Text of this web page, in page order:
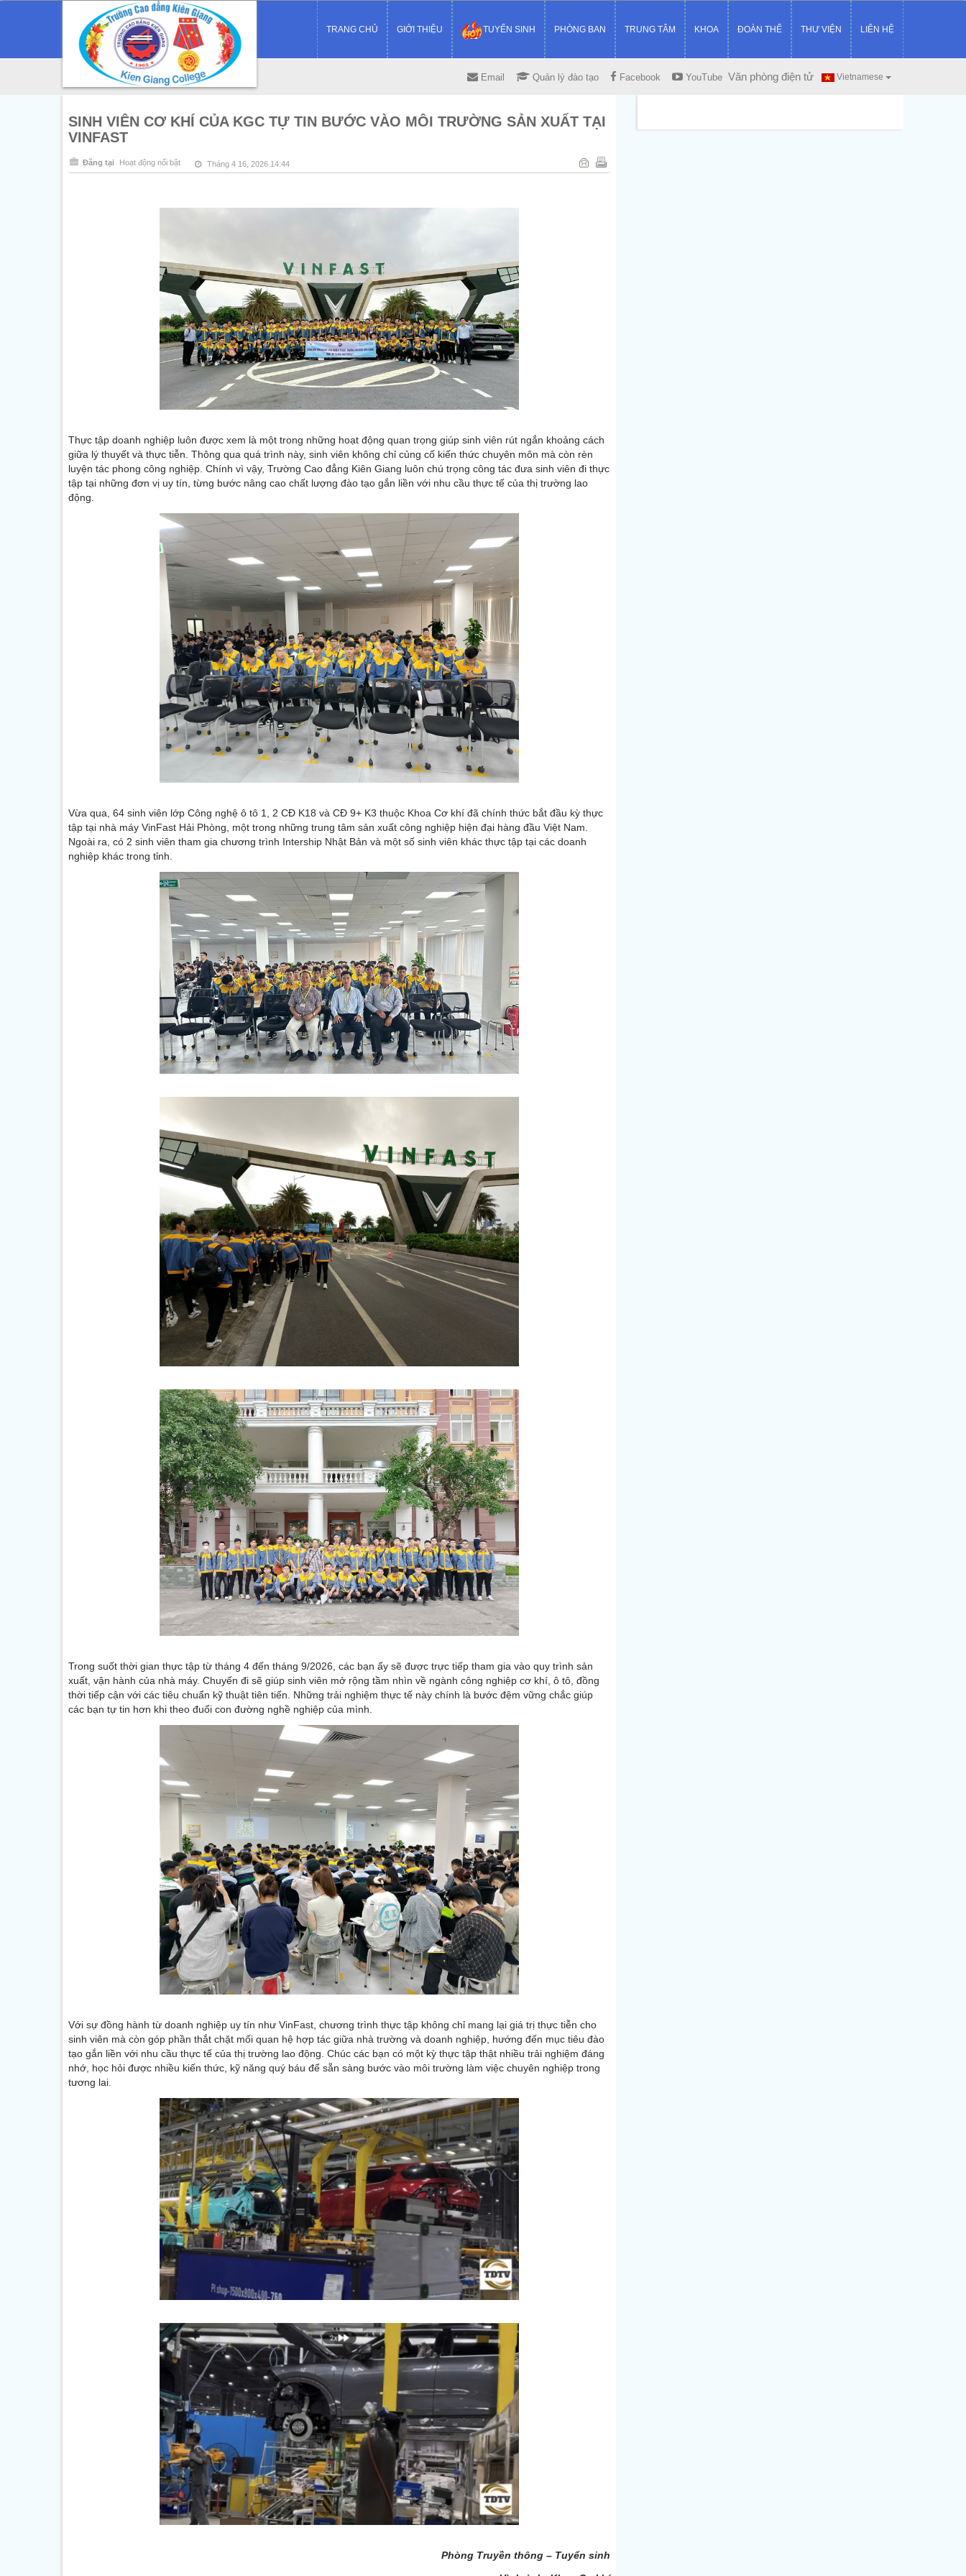
TRANG CHỦ GIỚI THIỆU TUYỂN SINH PHÒNG BAN TRUNG TÂM KHOA ĐOÀN THỂ THƯ VIỆN LIÊN HỆ
Vietnamese
Email Quản lý đào tạo Facebook YouTube Văn phòng điện tử
SINH VIÊN CƠ KHÍ CỦA KGC TỰ TIN BƯỚC VÀO MÔI TRƯỜNG SẢN XUẤT TẠI
VINFAST
Đăng tại Hoạt động nổi bật Tháng 4 16, 2026 14:44
Thực tập doanh nghiệp luôn được xem là một trong những hoạt động quan trọng giúp sinh viên rút ngắn khoảng cách
giữa lý thuyết và thực tiễn. Thông qua quá trình này, sinh viên không chỉ củng cố kiến thức chuyên môn mà còn rèn
luyện tác phong công nghiệp. Chính vì vậy, Trường Cao đẳng Kiên Giang luôn chú trọng công tác đưa sinh viên đi thực
tập tại những đơn vị uy tín, từng bước nâng cao chất lượng đào tạo gắn liền với nhu cầu thực tế của thị trường lao
động.
Vừa qua, 64 sinh viên lớp Công nghệ ô tô 1, 2 CĐ K18 và CĐ 9+ K3 thuộc Khoa Cơ khí đã chính thức bắt đầu kỳ thực
tập tại nhà máy VinFast Hải Phòng, một trong những trung tâm sản xuất công nghiệp hiện đại hàng đầu Việt Nam.
Ngoài ra, có 2 sinh viên tham gia chương trình Intership Nhật Bản và một số sinh viên khác thực tập tại các doanh
nghiệp khác trong tỉnh.
Trong suốt thời gian thực tập từ tháng 4 đến tháng 9/2026, các bạn ấy sẽ được trực tiếp tham gia vào quy trình sản
xuất, vận hành của nhà máy. Chuyến đi sẽ giúp sinh viên mở rộng tầm nhìn về ngành công nghiệp cơ khí, ô tô, đồng
thời tiếp cận với các tiêu chuẩn kỹ thuật tiên tiến. Những trải nghiệm thực tế này chính là bước đệm vững chắc giúp
các bạn tự tin hơn khi theo đuổi con đường nghề nghiệp của mình.
Với sự đồng hành từ doanh nghiệp uy tín như VinFast, chương trình thực tập không chỉ mang lại giá trị thực tiễn cho
sinh viên mà còn góp phần thắt chặt mối quan hệ hợp tác giữa nhà trường và doanh nghiệp, hướng đến mục tiêu đào
tạo gắn liền với nhu cầu thực tế của thị trường lao động. Chúc các bạn có một kỳ thực tập thật nhiều trải nghiệm đáng
nhớ, học hỏi được nhiều kiến thức, kỹ năng quý báu để sẵn sàng bước vào môi trường làm việc chuyên nghiệp trong
tương lai.
Phòng Truyền thông – Tuyển sinh